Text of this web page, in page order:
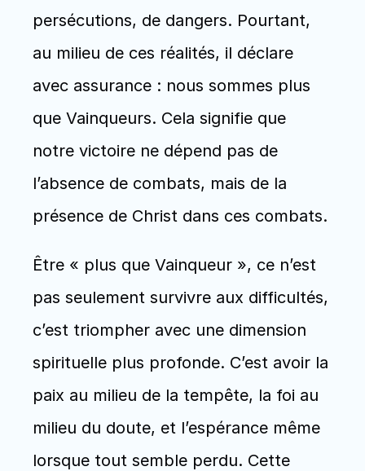
persécutions, de dangers. Pourtant,
au milieu de ces réalités, il déclare
avec assurance : nous sommes plus
que Vainqueurs. Cela signifie que
notre victoire ne dépend pas de
l’absence de combats, mais de la
présence de Christ dans ces combats.
Être « plus que Vainqueur », ce n’est
pas seulement survivre aux difficultés,
c’est triompher avec une dimension
spirituelle plus profonde. C’est avoir la
paix au milieu de la tempête, la foi au
milieu du doute, et l’espérance même
lorsque tout semble perdu. Cette